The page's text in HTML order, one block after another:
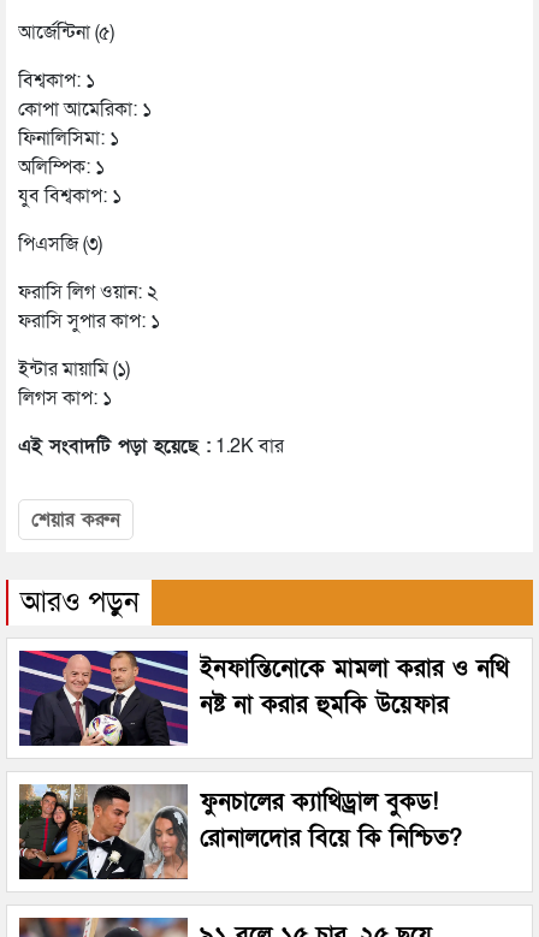
আর্জেন্টিনা (৫)
বিশ্বকাপ: ১
কোপা আমেরিকা: ১
ফিনালিসিমা: ১
অলিম্পিক: ১
যুব বিশ্বকাপ: ১
পিএসজি (৩)
ফরাসি লিগ ওয়ান: ২
ফরাসি সুপার কাপ: ১
ইন্টার মায়ামি (১)
লিগস কাপ: ১
এই সংবাদটি পড়া হয়েছে : 1.2K বার
শেয়ার করুন
আরও পড়ুন
ইনফান্তিনোকে মামলা করার ও নথি
নষ্ট না করার হুমকি উয়েফার
ফুনচালের ক্যাথিড্রাল বুকড!
রোনালদোর বিয়ে কি নিশ্চিত?